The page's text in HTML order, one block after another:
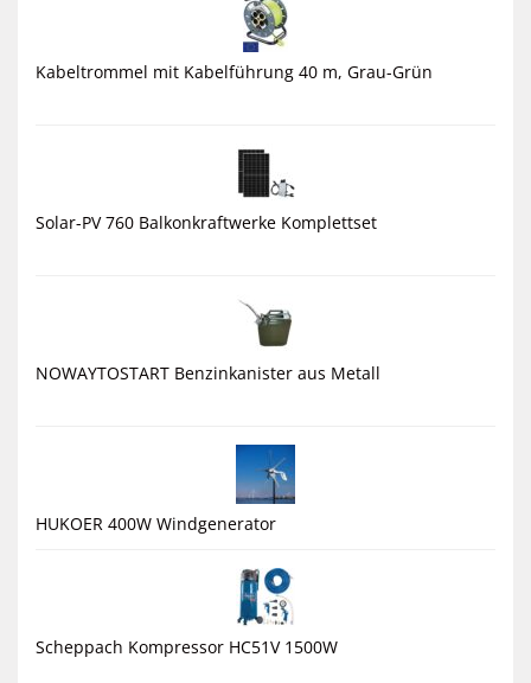
Kabeltrommel mit Kabelführung 40 m, Grau-Grün
Solar-PV 760 Balkonkraftwerke Komplettset
NOWAYTOSTART Benzinkanister aus Metall
HUKOER 400W Windgenerator
Scheppach Kompressor HC51V 1500W